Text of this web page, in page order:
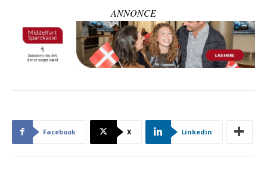
ANNONCE
Facebook X Linkedin